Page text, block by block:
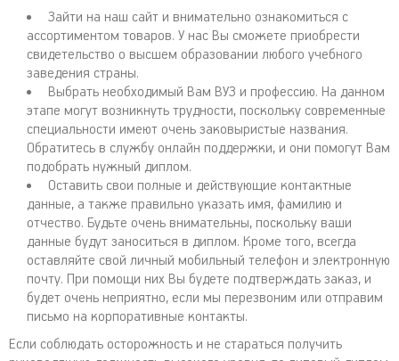
Зайти на наш сайт и внимательно ознакомиться с
ассортиментом товаров. У нас Вы сможете приобрести
свидетельство о высшем образовании любого учебного
заведения страны.
Выбрать необходимый Вам ВУЗ и профессию. На данном
этапе могут возникнуть трудности, поскольку современные
специальности имеют очень заковыристые названия.
Обратитесь в службу онлайн поддержки, и они помогут Вам
подобрать нужный диплом.
Оставить свои полные и действующие контактные
данные, а также правильно указать имя, фамилию и
отчество. Будьте очень внимательны, поскольку ваши
данные будут заноситься в диплом. Кроме того, всегда
оставляйте свой личный мобильный телефон и электронную
почту. При помощи них Вы будете подтверждать заказ, и
будет очень неприятно, если мы перезвоним или отправим
письмо на корпоративные контакты.
Если соблюдать осторожность и не стараться получить